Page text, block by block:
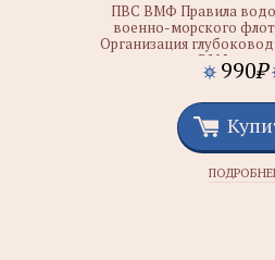
ПВС ВМФ Правила
военно-морского
Организация
спусков в ВМФ и их
990₽